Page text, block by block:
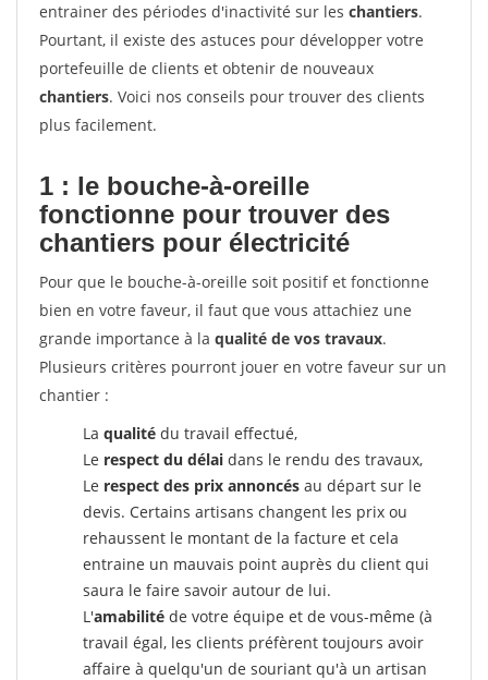
entrainer des périodes d'inactivité sur les chantiers.
Pourtant, il existe des astuces pour développer votre
portefeuille de clients et obtenir de nouveaux
chantiers. Voici nos conseils pour trouver des clients
plus facilement.
1 : le bouche-à-oreille
fonctionne pour trouver des
chantiers pour électricité
Pour que le bouche-à-oreille soit positif et fonctionne
bien en votre faveur, il faut que vous attachiez une
grande importance à la qualité de vos travaux.
Plusieurs critères pourront jouer en votre faveur sur un
chantier :
La qualité du travail effectué,
Le respect du délai dans le rendu des travaux,
Le respect des prix annoncés au départ sur le
devis. Certains artisans changent les prix ou
rehaussent le montant de la facture et cela
entraine un mauvais point auprès du client qui
saura le faire savoir autour de lui.
L'amabilité de votre équipe et de vous-même (à
travail égal, les clients préfèrent toujours avoir
affaire à quelqu'un de souriant qu'à un artisan